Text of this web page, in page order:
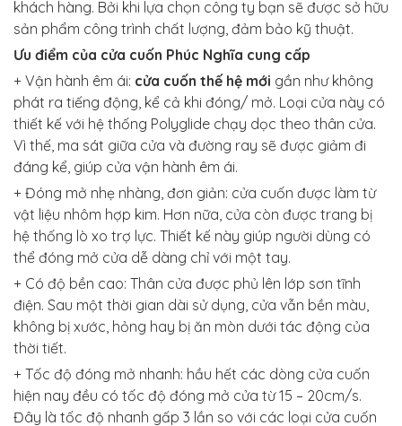
khách hàng. Bởi khi lựa chọn công ty bạn sẽ được sở hữu
sản phẩm công trình chất lượng, đảm bảo kỹ thuật.
Ưu điểm của cửa cuốn Phúc Nghĩa cung cấp
+ Vận hành êm ái: cửa cuốn thế hệ mới gần như không
phát ra tiếng động, kể cả khi đóng/ mở. Loại cửa này có
thiết kế với hệ thống Polyglide chạy dọc theo thân cửa.
Vì thế, ma sát giữa cửa và đường ray sẽ được giảm đi
đáng kể, giúp cửa vận hành êm ái.
+ Đóng mở nhẹ nhàng, đơn giản: cửa cuốn được làm từ
vật liệu nhôm hợp kim. Hơn nữa, cửa còn được trang bị
hệ thống lò xo trợ lực. Thiết kế này giúp người dùng có
thể đóng mở cửa dễ dàng chỉ với một tay.
+ Có độ bền cao: Thân cửa được phủ lên lớp sơn tĩnh
điện. Sau một thời gian dài sử dụng, cửa vẫn bền màu,
không bị xước, hỏng hay bị ăn mòn dưới tác động của
thời tiết.
+ Tốc độ đóng mở nhanh: hầu hết các dòng cửa cuốn
hiện nay đều có tốc độ đóng mở cửa từ 15 – 20cm/s.
Đây là tốc độ nhanh gấp 3 lần so với các loại cửa cuốn